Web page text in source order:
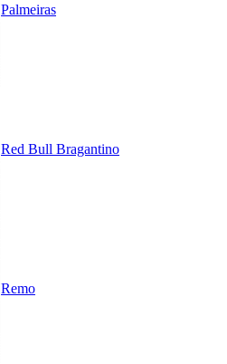
Palmeiras
Red Bull Bragantino
Remo